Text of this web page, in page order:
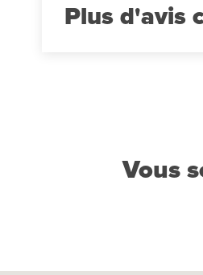
Plus d'avis
Vous